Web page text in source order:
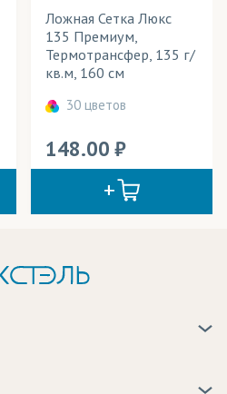
Ложная Сетка Люкс
135 Премиум,
Термотрансфер, 135 г/
кв.м, 160 см
30 цветов
148.00